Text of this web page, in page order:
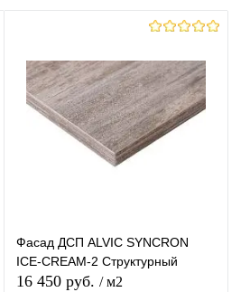
Фасад ДСП ALVIC SYNCRON
ICE-CREAM-2 Структурный
16 450 руб./ м2